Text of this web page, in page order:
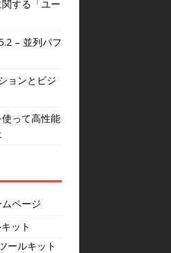
する「ユー
– 並列パフ
ョンとビジ
って高性能
ページ
ット
ールキット